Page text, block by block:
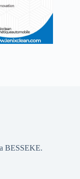
BESSEKE.